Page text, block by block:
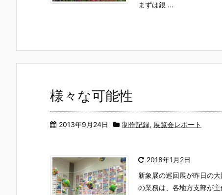
まずは銀 ...
様々な可能性
2013年9月24日 制作記録, 展覧会レポート
2018年1月2日
新象展の巡回展が昨日の
の業務は、各地方支部が